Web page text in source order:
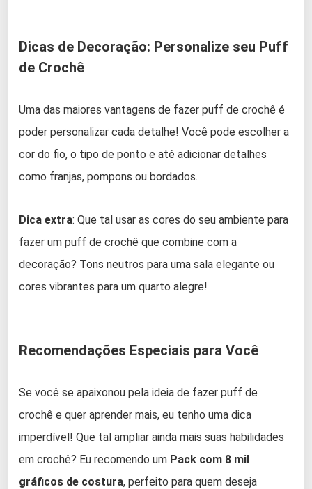
Dicas de Decoração: Personalize seu Puff
de Crochê
Uma das maiores vantagens de fazer puff de crochê é
poder personalizar cada detalhe! Você pode escolher a
cor do fio, o tipo de ponto e até adicionar detalhes
como franjas, pompons ou bordados.
Dica extra: Que tal usar as cores do seu ambiente para
fazer um puff de crochê que combine com a
decoração? Tons neutros para uma sala elegante ou
cores vibrantes para um quarto alegre!
Recomendações Especiais para Você
Se você se apaixonou pela ideia de fazer puff de
crochê e quer aprender mais, eu tenho uma dica
imperdível! Que tal ampliar ainda mais suas habilidades
em crochê? Eu recomendo um Pack com 8 mil
gráficos de costura, perfeito para quem deseja